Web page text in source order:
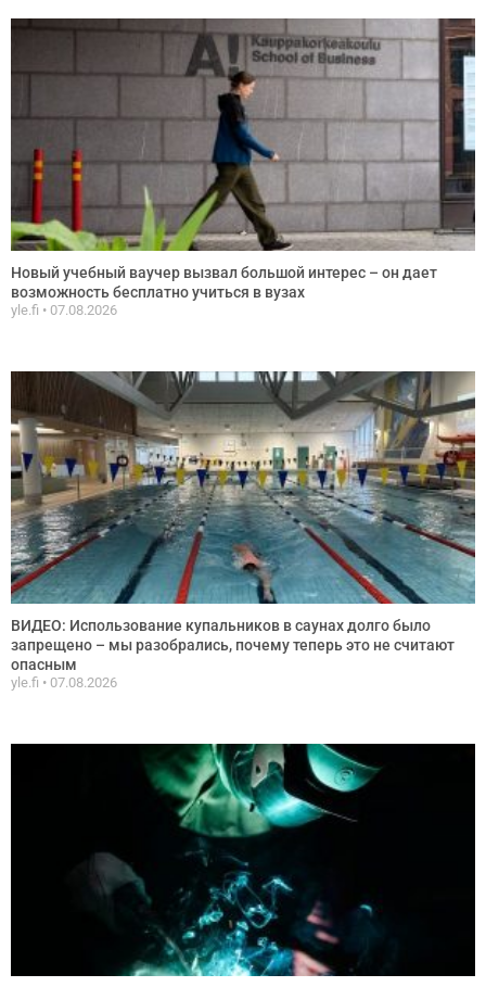
Новый учебный ваучер вызвал большой интерес – он дает
возможность бесплатно учиться в вузах
yle.fi 07.08.2026
ВИДЕО: Использование купальников в саунах долго было
запрещено – мы разобрались, почему теперь это не считают
опасным
yle.fi 07.08.2026